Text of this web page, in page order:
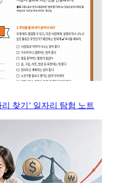
찾기’ 일자리 탐험 노트